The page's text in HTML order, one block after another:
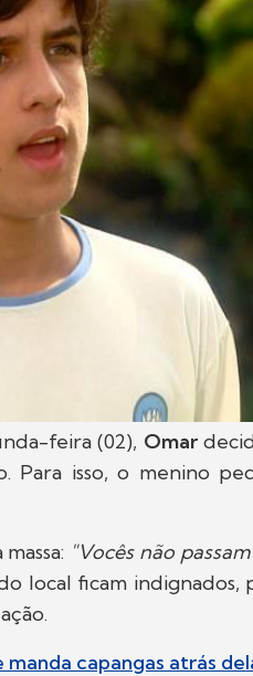
feira (02), Omar
Para isso, o menino
"Vocês não
local ficam indignados,
manda capangas atrás